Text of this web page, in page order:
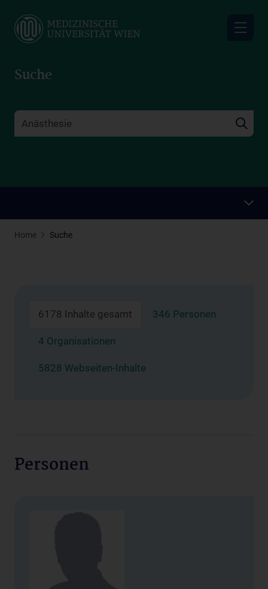
main
Suche
Home Suche
6178 Inhalte gesamt 346 Personen
4 Organisationen
5828 Webseiten-Inhalte
Personen